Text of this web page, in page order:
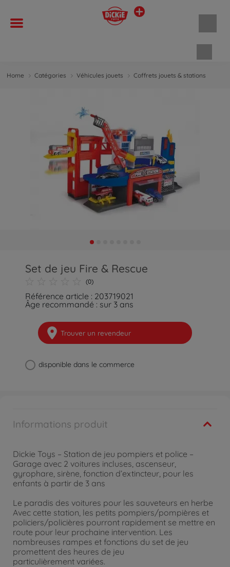
Home Catégories Véhicules jouets Coffrets jouets & stations
Set de jeu Fire & Rescue
(0)
Référence article : 203719021
Âge recommandé : sur 3 ans
Trouver un revendeur
disponible dans le commerce
Informations produit
Dickie Toys – Station de jeu pompiers et police –
Garage avec 2 voitures incluses, ascenseur,
gyrophare, sirène, fonction d’extincteur, pour les
enfants à partir de 3 ans
Le paradis des voitures pour les sauveteurs en herbe
Avec cette station, les petits pompiers/pompières et
policiers/policières pourront rapidement se mettre en
route pour leur prochaine intervention. Les
nombreuses rampes et fonctions du set de jeu
promettent des heures de jeu
particulièrement variées.